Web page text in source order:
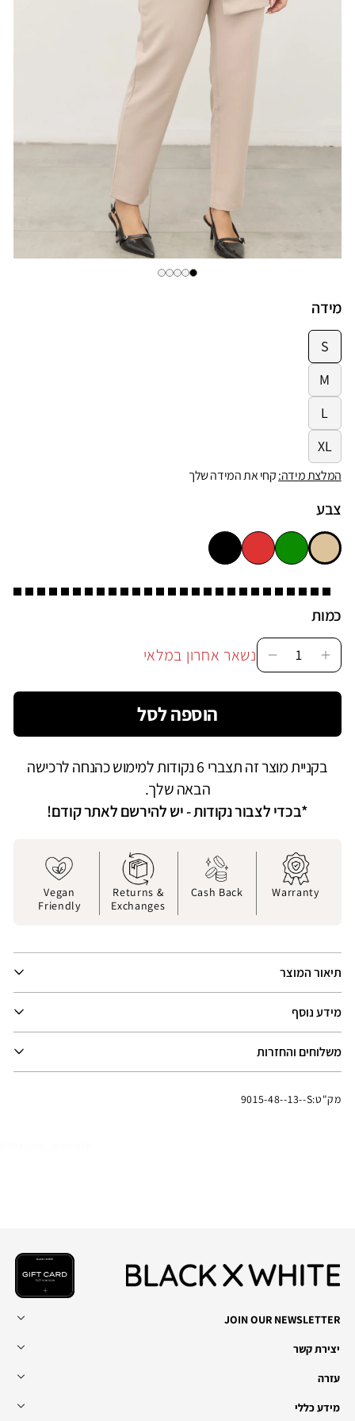
מידה
S
M
L
XL
המלצת מידה:קחי את המידה שלך
צבע
כמות
Decrease
for
|
for
|
נשאר אחרון במלאי
הוספה לסל
בקניית מוצר זה תצברי 6 נקודות למימוש כהנחה לרכישה
הבאה שלך.
*בכדי לצבור נקודות - יש להירשם לאתר קודם!
Vegan
Friendly
Returns &
Exchanges
Cash Back Warranty
תיאור המוצר
מידע נוסף
משלוחים והחזרות
מק"ט:9015-48--13--S
JOIN OUR NEWSLETTER
יצירת קשר
עזרה
מידע כללי